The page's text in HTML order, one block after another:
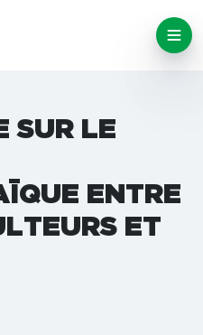
SUR LE
ENTRE
ET